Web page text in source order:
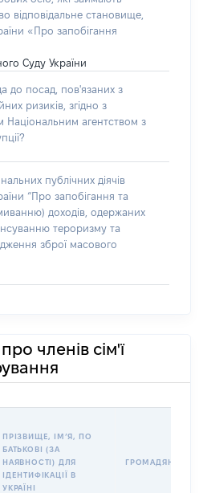
відповідальне становище,
«Про запобігання
Суду України
до посад, пов'язаних з
ризиків, згідно з
Національним агентством з
публічних діячів
“Про запобігання та
доходів, одержаних
тероризму та
зброї масового
членів сім'ї
ПРІЗВИЩЕ, ІМʼЯ, ПО
БАТЬКОВІ (ЗА
НАЯВНОСТІ) ДЛЯ
ІДЕНТИФІКАЦІЇ В
УКРАЇНІ
ГРОМАДЯНСТВО